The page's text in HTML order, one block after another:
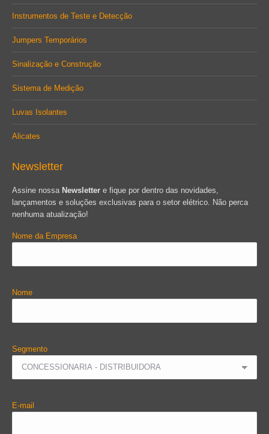
Instrumentos de Teste e Detecção
Jumpers Temporários
Sinalização e Construção
Sistema de Medição
Luvas Isolantes
Alicates
Newsletter
Assine nossa Newsletter e fique por dentro das novidades,
lançamentos e soluções exclusivas para o setor elétrico. Não perca
nenhuma atualização!
Nome da Empresa
Nome
Segmento
E-mail